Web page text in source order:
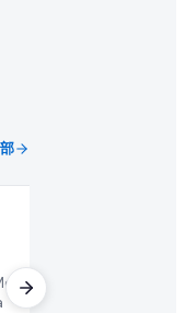
Ton/Metric Tons